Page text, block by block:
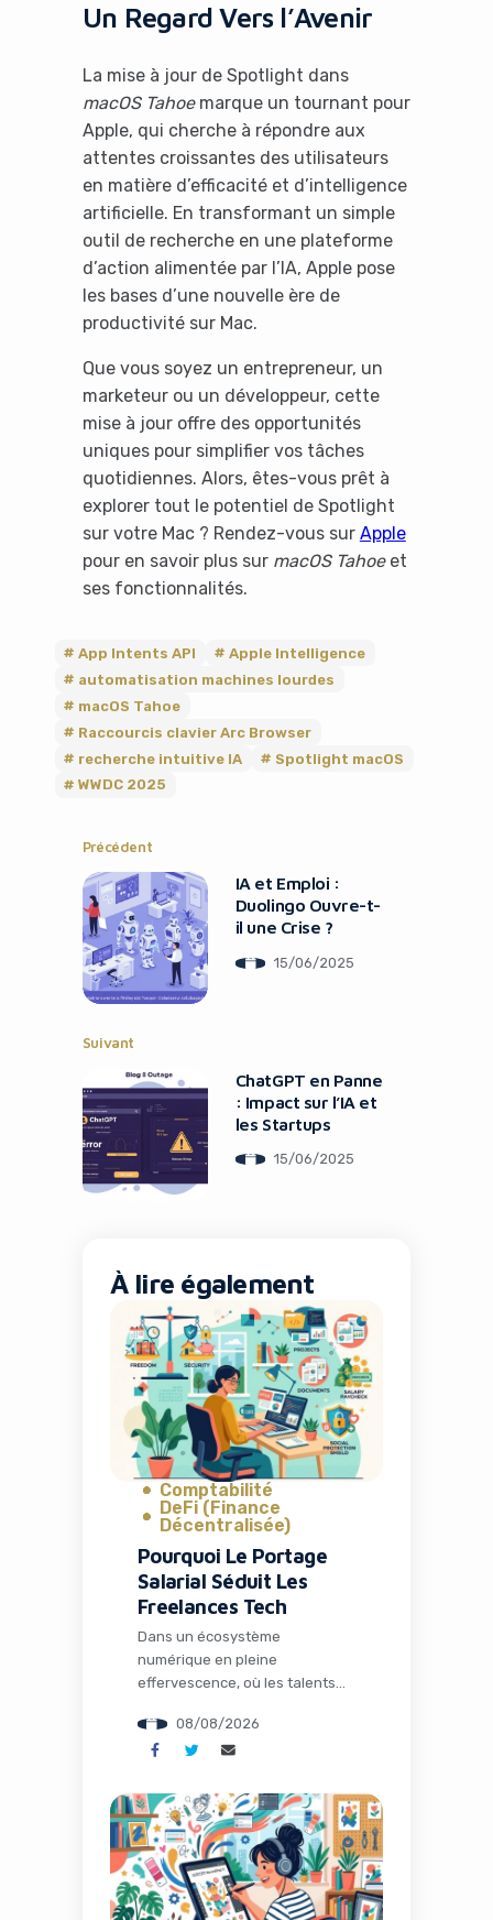
Un Regard Vers l’Avenir
La mise à jour de Spotlight dans
macOS Tahoemarque un tournant pour
Apple, qui cherche à répondre aux
attentes croissantes des utilisateurs
en matière d’efficacité et d’intelligence
artificielle. En transformant un simple
outil de recherche en une plateforme
d’action alimentée par l’IA, Apple pose
les bases d’une nouvelle ère de
productivité sur Mac.
Que vous soyez un entrepreneur, un
marketeur ou un développeur, cette
mise à jour offre des opportunités
uniques pour simplifier vos tâches
quotidiennes. Alors, êtes-vous prêt à
explorer tout le potentiel de Spotlight
sur votre Mac ? Rendez-vous sur Apple
pour en savoir plus sur macOS Tahoeet
ses fonctionnalités.
App Intents API
Apple Intelligence
automatisation machines lourdes
macOS Tahoe
Raccourcis clavier Arc Browser
recherche intuitive IA
Spotlight macOS
WWDC 2025
Précédent
IA et Emploi :
Duolingo Ouvre-t-
il une Crise ?
15/06/2025
Suivant
ChatGPT en Panne
: Impact sur l’IA et
les Startups
15/06/2025
À lire également
Comptabilité
DeFi (Finance
Décentralisée)
Pourquoi Le Portage
Salarial Séduit Les
Freelances Tech
Dans un écosystème
numérique en pleine
effervescence, où les talents
jamais, de nombreux
développeurs, chefs de projet
audacieux de l’indépendance.
Pourtant, après les premiers
mois d’euphorie, une réalité
administrative souvent lourde
vient ternir cette liberté tant
recherchée. C’est précisément
08/08/2026